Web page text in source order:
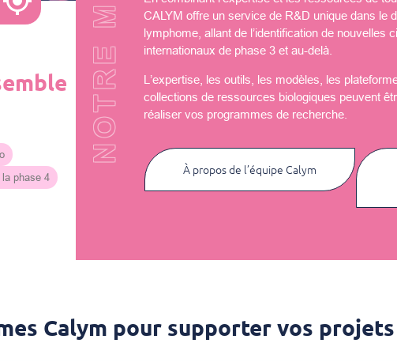
phase 4
CALYM offre un service de R&D unique dans le
lymphome, allant de l’identification de nouvelles
internationaux de phase 3 et au-delà.
L’expertise, les outils, les modèles, les
collections de ressources biologiques peuvent
réaliser vos programmes de recherche.
À propos de l’équipe Calym
Calym pour supporter vos projets